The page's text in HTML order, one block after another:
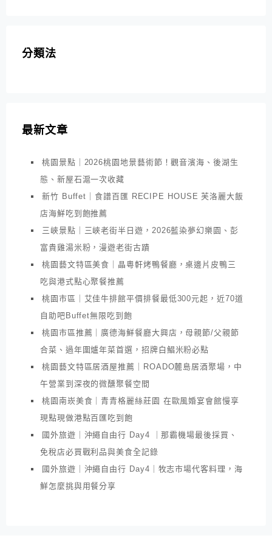
分類法
最新文章
桃園景點｜2026桃園地景藝術節！觀音濱海、後湖生
態、新屋石滬一次收藏
新竹 Buffet｜食譜百匯 RECIPE HOUSE 芙洛麗大飯
店海鮮吃到飽推薦
三峽景點｜三峽老街半日遊，2026藍染夢幻樂園、彭
富貴雞湯米粉，漫遊老街古蹟
桃園藝文特區美食｜晶粵軒烤鴨餐廳，桌邊片皮鴨三
吃與港式點心聚餐推薦
桃園市區｜艾佳牛排館平價排餐最低300元起，近70道
自助吧Buffet無限吃到飽
桃園市區推薦｜廣德海鮮餐廳大興店，母親節/父親節
合菜、過年圍爐年菜首選，招牌白鯧米粉必點
桃園藝文特區居酒屋推薦｜ROADO麓島居酒聚場，中
午營業到深夜的微醺聚餐空間
桃園南崁美食｜青青格麗絲莊園 在歐風婚宴會館慢享
現點現做港點百匯吃到飽
國外旅遊｜沖繩自由行 Day4 ｜那霸機場最後採買、
免稅店必買戰利品與美食全記錄
國外旅遊｜沖繩自由行 Day4｜牧志市場代客料理，海
鮮怎麼挑與用餐分享